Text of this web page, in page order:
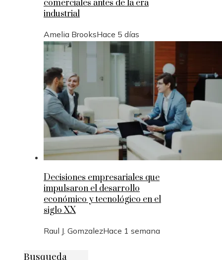
comerciales antes de la era
industrial
Amelia BrooksHace 5 días
Decisiones empresariales que
impulsaron el desarrollo
económico y tecnológico en el
siglo XX
Raul J. GomzalezHace 1 semana
Busqueda